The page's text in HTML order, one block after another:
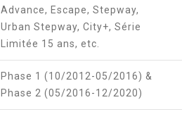
Advance, Escape, Stepway,
Urban Stepway, City+, Série
Limitée 15 ans, etc.
Phase 1 (10/2012-05/2016) &
Phase 2 (05/2016-12/2020)